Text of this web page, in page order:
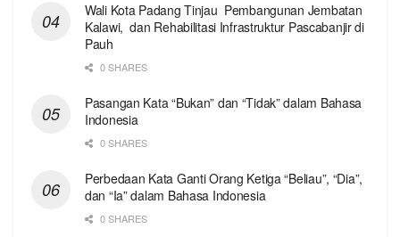
Wali Kota Padang Tinjau Pembangunan Jembatan
Kalawi, dan Rehabilitasi Infrastruktur Pascabanjir di
Pauh
0 SHARES
Pasangan Kata “Bukan” dan “Tidak” dalam Bahasa
Indonesia
0 SHARES
Perbedaan Kata Ganti Orang Ketiga “Beliau”, “Dia”,
dan “Ia” dalam Bahasa Indonesia
0 SHARES